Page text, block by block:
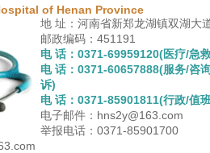
of Henan Province
地 址：河南省新郑龙湖镇双湖大
邮政编码：451191
电 话：0371-69959120(医疗/急
电 话：0371-60657888(服务/咨
诉)
电 话：0371-85901811(行政/值
电子邮件：hns2y@163.com
举报电话：0371-85901700